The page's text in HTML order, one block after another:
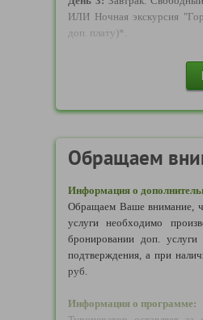
Информация по
следующими видами
автомобиль, поезд,
характер. Тип и
размером группы и может
(по туру может быть
ИЛИ Ночная экскурсия
доп. плату)*.
Завтрак.
Посещение территории
выборгских кренделей
День 5:
Обращаем
Информация о
Обращаем Ваше внимание,
услуги необходимо
бронировании доп.
подтверждения, а при
руб.
Информация о программе: